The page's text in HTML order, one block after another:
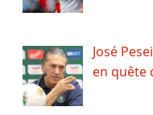
José
en quête